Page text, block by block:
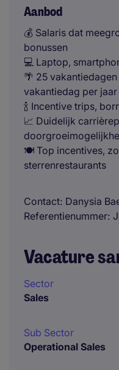
Aanbod
💰 Salaris dat
bonussen
💻 Laptop,
🌴 25
vakantiedag per jaar
🍾 Incentive trips,
📈 Duidelijk
🍽️ Top incentives,
sterrenrestaurants
Contact Danysia
Referentienummer
Vacature
Sector
Sales
Sub Sector
Operational Sales